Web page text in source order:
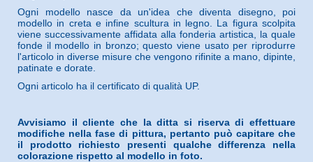
Ogni modello nasce da un'idea che diventa disegno, poi
modello in creta e infine scultura in legno. La figura scolpita
viene successivamente affidata alla fonderia artistica, la quale
fonde il modello in bronzo; questo viene usato per riprodurre
l'articolo in diverse misure che vengono rifinite a mano, dipinte,
patinate e dorate.
Ogni articolo ha il certificato di qualità UP.
Avvisiamo il cliente che la ditta si riserva di effettuare
modifiche nella fase di pittura, pertanto può capitare che
il prodotto richiesto presenti qualche differenza nella
colorazione rispetto al modello in foto.